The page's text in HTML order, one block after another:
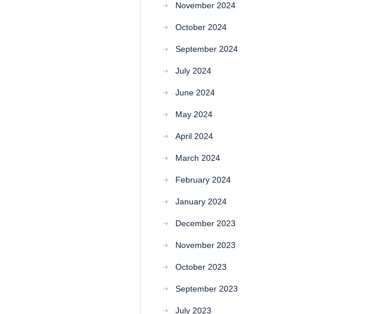
November 2024
October 2024
September 2024
July 2024
June 2024
May 2024
April 2024
March 2024
February 2024
January 2024
December 2023
November 2023
October 2023
September 2023
July 2023